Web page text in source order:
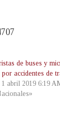
de buses y
por accidentes de
1 abril 2019 6:19